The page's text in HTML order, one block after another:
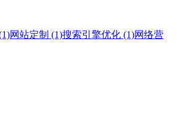
网站定制 (1)搜索引擎优化 (1)网络营